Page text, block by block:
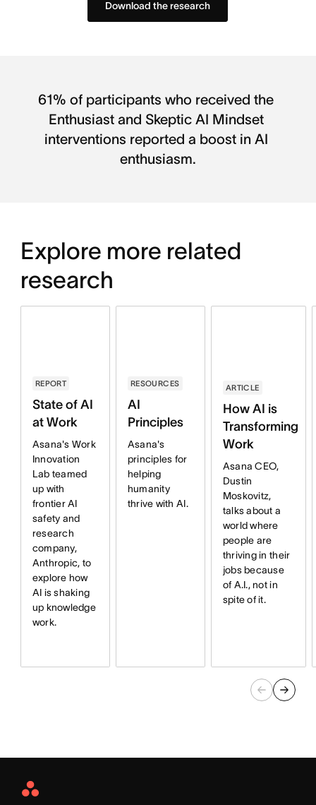
Download the research
61% of participants who received the
Enthusiast and Skeptic AI Mindset
interventions reported a boost in AI
enthusiasm.
Explore more related
research
REPORT
State of AI
at Work
Asana's Work
Innovation
Lab teamed
up with
frontier AI
safety and
research
company,
Anthropic, to
explore how
AI is shaking
up knowledge
work.
RESOURCES
AI
Principles
Asana's
principles for
helping
humanity
thrive with AI.
ARTICLE
How AI is
Transforming
Work
Asana CEO,
Dustin
Moskovitz,
talks about a
world where
people are
thriving in their
jobs because
of A.I., not in
spite of it.
Asana